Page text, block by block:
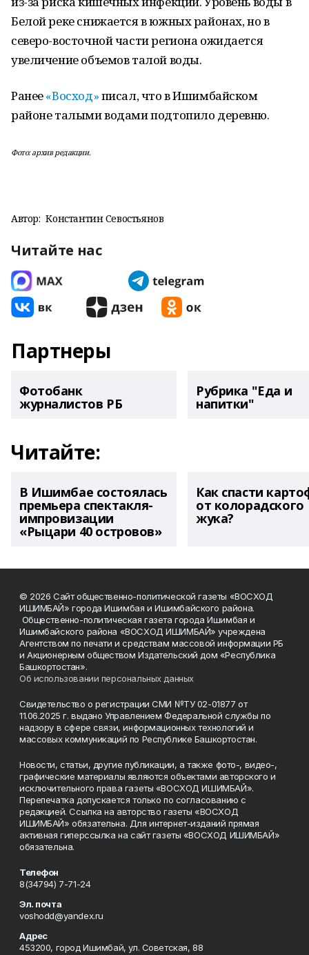
Белой реке снижается в южных районах, но в
северо-восточной части региона ожидается
увеличение объемов талой воды.
Ранее«Восход»писал, что в Ишимбайском
районе талыми водами подтопило деревню.
Фото: архив редакции.
Автор: Константин Севостьянов
Читайте нас
Партнеры
Фотобанк
журналистов РБ
Рубрика "Еда и
напитки"
Читайте:
В Ишимбае состоялась
премьера спектакля-
импровизации
«Рыцари 40 островов»
Как спасти
от колорадского
жука?
© 2026 Сайт общественно-политической газеты «ВОСХОД
ИШИМБАЙ» города Ишимбая и Ишимбайского района.
Общественно-политическая газета города Ишимбая и
Ишимбайского района «ВОСХОД ИШИМБАЙ» учреждена
Агентством по печати и средствам массовой информации РБ
и Акционерным обществом Издательский дом «Республика
Башкортостан».
Об использовании персональных данных
Свидетельство о регистрации СМИ №ТУ 02-01877 от
11.06.2025 г. выдано Управлением Федеральной службы по
надзору в сфере связи, информационных технологий и
массовых коммуникаций по Республике Башкортостан.
Новости, статьи, другие публикации, а также фото-, видео-,
графические материалы являются объектами авторского и
исключительного права газеты «ВОСХОД ИШИМБАЙ».
Перепечатка допускается только по согласованию с
редакцией. Ссылка на авторство газеты «ВОСХОД
ИШИМБАЙ» обязательна. Для интернет-изданий прямая
активная гиперссылка на сайт газеты «ВОСХОД ИШИМБАЙ»
обязательна.
Телефон
8(34794) 7-71-24
Эл. почта
voshodd@yandex.ru
Адрес
453200, город Ишимбай, ул. Советская, 88